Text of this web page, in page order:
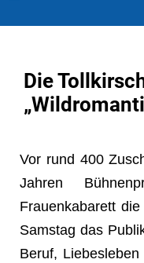
Die
Vor rund 400
Jahren
Frauenkabarett
Samstag das
Beruf,